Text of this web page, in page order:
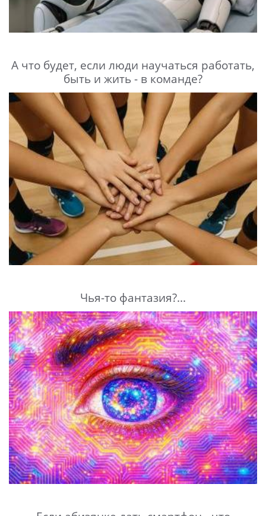
А что будет, если люди научаться работать,
быть и жить - в команде?
Чья-то фантазия?...